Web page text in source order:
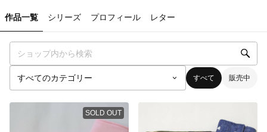
作品一覧 シリーズ プロフィール レター
すべて 販売中
SOLD OUT